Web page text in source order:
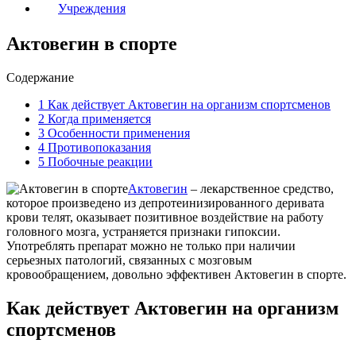
Учреждения
Актовегин в спорте
Содержание
1 Как действует Актовегин на организм спортсменов
2 Когда применяется
3 Особенности применения
4 Противопоказания
5 Побочные реакции
Актовегин – лекарственное средство,
которое произведено из депротеинизированного деривата
крови телят, оказывает позитивное воздействие на работу
головного мозга, устраняется признаки гипоксии.
Употреблять препарат можно не только при наличии
серьезных патологий, связанных с мозговым
кровообращением, довольно эффективен Актовегин в спорте.
Как действует Актовегин на организм
спортсменов